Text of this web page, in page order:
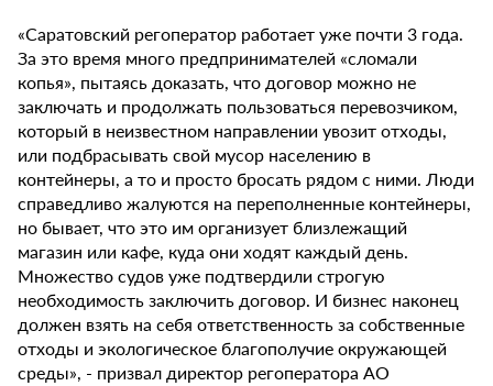
«Саратовский регоператор работает уже почти 3 года.
За это время много предпринимателей «сломали
копья», пытаясь доказать, что договор можно не
заключать и продолжать пользоваться перевозчиком,
который в неизвестном направлении увозит отходы,
или подбрасывать свой мусор населению в
контейнеры, а то и просто бросать рядом с ними. Люди
справедливо жалуются на переполненные контейнеры,
но бывает, что это им организует близлежащий
магазин или кафе, куда они ходят каждый день.
Множество судов уже подтвердили строгую
необходимость заключить договор. И бизнес наконец
должен взять на себя ответственность за собственные
отходы и экологическое благополучие окружающей
среды», - призвал директор регоператора АО